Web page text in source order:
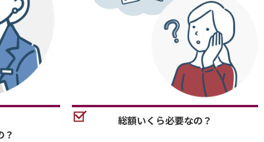
？
総額いくら必要なの？